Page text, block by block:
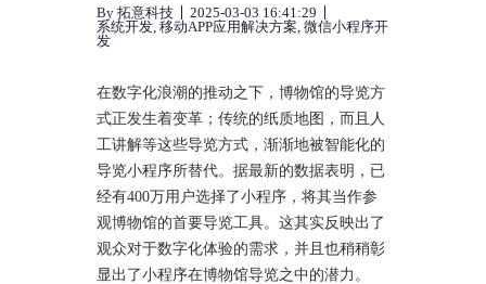
By 拓意科技
2025-03-03 16:41:29
系统开发, 移动APP应用解决方案, 微信小程序开
发
在数字化浪潮的推动之下，博物馆的导览方
式正发生着变革；传统的纸质地图，而且人
工讲解等这些导览方式，渐渐地被智能化的
导览小程序所替代。据最新的数据表明，已
经有400万用户选择了小程序，将其当作参
观博物馆的首要导览工具。这其实反映出了
观众对于数字化体验的需求，并且也稍稍彰
显出了小程序在博物馆导览之中的潜力。